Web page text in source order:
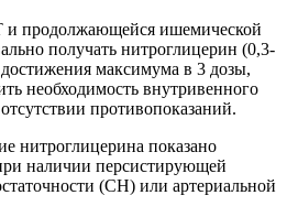
продолжающейся ишемической
получать нитроглицерин (0,3-
максимума в 3 дозы,
необходимость внутривенного
противопоказаний.
нитроглицерина показано
наличии персистирующей
(СН) или артериальной